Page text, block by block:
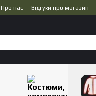
Про нас Відгуки про магазин